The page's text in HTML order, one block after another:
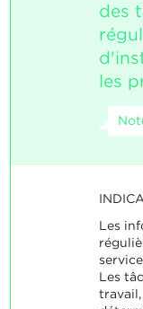
des
les
Les
Les
travail,